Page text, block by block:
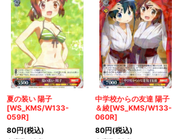
夏の装い 陽子
[WS_KMS/W133-
059R]
80円(税込)
中学校からの友達 陽子
＆綾[WS_KMS/W133-
060R]
80円(税込)